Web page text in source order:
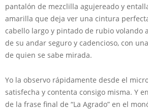
pantalón de mezclilla agujereado y
amarilla que deja ver una cintura
cabello largo y pintado de rubio volando
de su andar seguro y cadencioso, con
de quien se sabe mirada.
Yo la observo rápidamente desde el
satisfecha y contenta consigo misma. Y
de la frase final de “La Agrado” en el